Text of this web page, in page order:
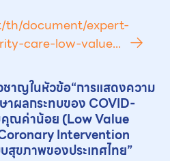
document/expert-
care-low-value...
ชาญในหัวข้อ“การแสดงความ
าผลกระทบของ COVID-
ณค่าน้อย (Low Value
Intervention
ขภาพของประเทศไทย”